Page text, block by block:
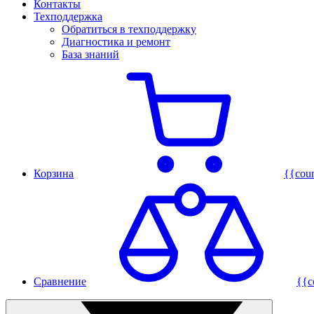
Контакты
Техподдержка
Обратиться в техподдержку
Диагностика и ремонт
База знаний
Корзина
Сравнение